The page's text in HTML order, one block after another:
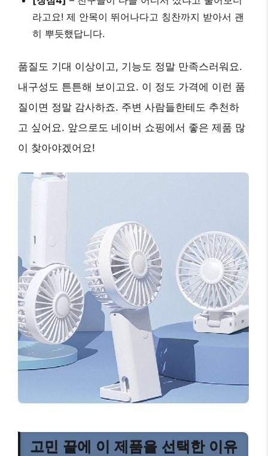
라고요! 제 안목이 뛰어나다고 칭찬까지 받아서 괜
히 뿌듯했답니다.
품질도 기대 이상이고, 기능도 정말 만족스러워요.
내구성도 튼튼해 보이고요. 이 정도 가격에 이런 품
질이면 정말 감사하죠. 주변 사람들한테도 추천하
고 싶어요. 앞으로도 네이버 쇼핑에서 좋은 제품 많
이 찾아야겠어요!
고민 끝에 이 제품을 선택한 이유